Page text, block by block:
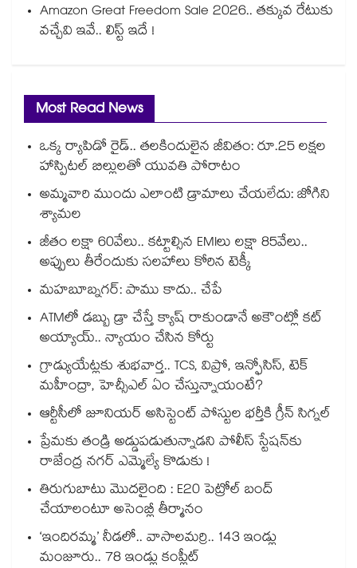
Amazon Great Freedom Sale 2026.. తక్కువ రేటుకు
వచ్చేవి ఇవే.. లిస్ట్ ఇదే !
Most Read News
ఒక్క ర్యాపిడో రైడ్.. తలకిందులైన జీవితం: రూ.25 లక్షల
హాస్పిటల్ బిల్లులతో యువతి పోరాటం
అమ్మవారి ముందు ఎలాంటి డ్రామాలు చేయలేదు: జోగిని
శ్యామల
జీతం లక్షా 60వేలు.. కట్టాల్సిన EMIలు లక్షా 85వేలు..
అప్పులు తీరేందుకు సలహాలు కోరిన టెక్కీ
మహబూబ్నగర్: పాము కాదు.. చేపే
ATMలో డబ్బు డ్రా చేస్తే క్యాష్ రాకుండానే అకౌంట్లో కట్
అయ్యాయ్.. న్యాయం చేసిన కోర్టు
గ్రాడ్యుయేట్లకు శుభవార్త.. TCS, విప్రో, ఇన్ఫోసిస్, టెక్
మహీంద్రా, హెచ్సీఎల్ ఏం చేస్తున్నాయంటే?
ఆర్టీసీలో జూనియర్ అసిస్టెంట్‌‌ పోస్టుల భర్తీకి గ్రీన్‌‌ సిగ్నల్
ప్రేమకు తండ్రి అడ్డుపడుతున్నాడని పోలీస్ స్టేషన్⁪కు
రాజేంద్ర నగర్ ఎమ్మెల్యే కొడుకు !
తిరుగుబాటు మొదలైంది : E20 పెట్రోల్ బంద్
చేయాలంటూ అసెంబ్లీ తీర్మానం
‘ఇందిరమ్మ’ నీడలో.. వాసాలమర్రి.. 143 ఇండ్లు
మంజూరు.. 78 ఇండ్లు కంప్లీట్